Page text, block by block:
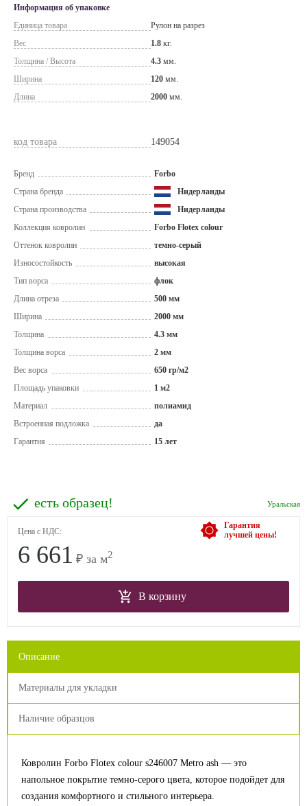
Информация об упаковке
Единица товара
Рулон на разрез
Вес
1.8 кг.
Толщина / Высота
4.3 мм.
Ширина
120 мм.
Длина
2000 мм.
код товара 149054
Бренд
Forbo
Страна бренда
Нидерланды
Страна производства
Нидерланды
Коллекция ковролин
Forbo Flotex colour
Оттенок ковролин
темно-серый
Износостойкость
высокая
Тип ворса
флок
Длина отреза
500 мм
Ширина
2000 мм
Толщина
4.3 мм
Толщина ворса
2 мм
Вес ворса
650 гр/м2
Площадь упаковки
1 м2
Материал
полиамид
Встроенная подложка
да
Гарантия
15 лет
Уральская
есть образец!
Гарантия
лучшей цены!
Цена с НДС:
6 661 ₽ за м2
В корзину
Описание
Материалы для укладки
Наличие образцов
Ковролин Forbo Flotex colour s246007 Metro ash — это
напольное покрытие темно-серого цвета, которое подойдет для
создания комфортного и стильного интерьера.